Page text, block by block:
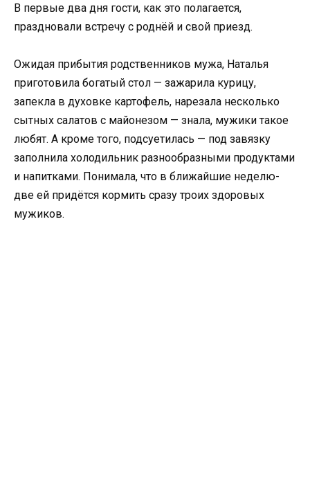
В первые два дня гости, как это полагается,
праздновали встречу с роднёй и свой приезд.
Ожидая прибытия родственников мужа, Наталья
приготовила богатый стол — зажарила курицу,
запекла в духовке картофель, нарезала несколько
сытных салатов с майонезом — знала, мужики такое
любят. А кроме того, подсуетилась — под завязку
заполнила холодильник разнообразными продуктами
и напитками. Понимала, что в ближайшие неделю-
две ей придётся кормить сразу троих здоровых
мужиков.